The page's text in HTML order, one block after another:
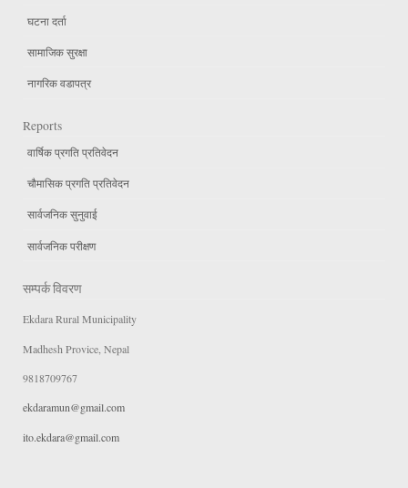
घटना दर्ता
सामाजिक सुरक्षा
नागरिक वडापत्र
Reports
वार्षिक प्रगति प्रतिवेदन
चौमासिक प्रगति प्रतिवेदन
सार्वजनिक सुनुवाई
सार्वजनिक परीक्षण
सम्पर्क विवरण
Ekdara Rural Municipality
Madhesh Provice, Nepal
9818709767
ekdaramun@gmail.com
ito.ekdara@gmail.com